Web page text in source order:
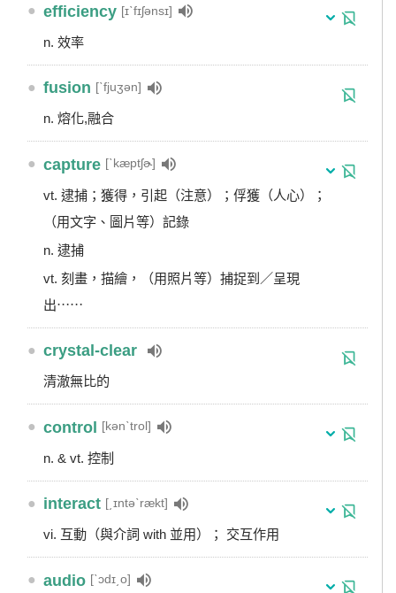
● efficiency [ɪˋfɪʃənsɪ]
n. 效率
● fusion [ˋfjuʒən]
n. 熔化,融合
● capture [ˋkæptʃɚ]
vt. 逮捕；獲得，引起（注意）；俘獲（人心）；
（用文字、圖片等）記錄
n. 逮捕
vt. 刻畫，描繪，（用照片等）捕捉到／呈現
出⋯⋯
● crystal-clear
清澈無比的
● control [kənˋtrol]
n. & vt. 控制
● interact [͵ɪntəˋrækt]
vi. 互動（與介詞 with 並用）； 交互作用
● audio [ˋɔdɪ͵o]